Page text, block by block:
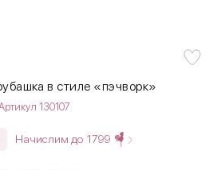
в стиле «пэчворк»
130107
Начислим до 1799